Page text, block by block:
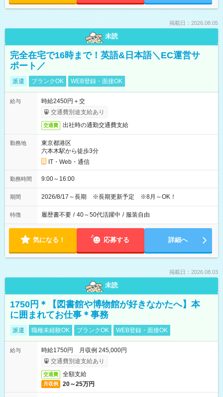
掲載日：2026.08.05
未読
完全在宅で16時まで！英語&日本語＼EC運営サ
ポート／
派遣 ブランクOK WEB登録・面接OK
給与
時給2450円＋交
交通費別途支給あり
交通費 出社時の通勤交通費支給
勤務地
東京都港区
六本木駅から徒歩3分
IT・Web・通信
勤務時間 9:00～16:00
期間 2026/8/17～長期 ※長期更新予定 ※8月～OK！
特徴 履歴書不要 / 40～50代活躍中 / 服装自由
気になる！ 応募する 詳細へ
掲載日：2026.08.03
未読
1750円＊【図書館や博物館が好きなかたへ】本
に囲まれてお仕事＊事務
派遣 職種未経験OK ブランクOK WEB登録・面接OK
給与
時給1750円 月収例 245,000円
交通費別途支給あり
交通費 全額支給
月収例 20～25万円